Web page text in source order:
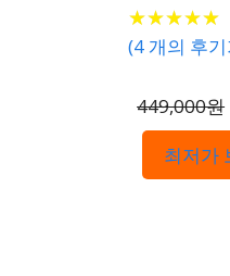
★★★★★
★★★★★
(4개의 후
449,000원
최저가